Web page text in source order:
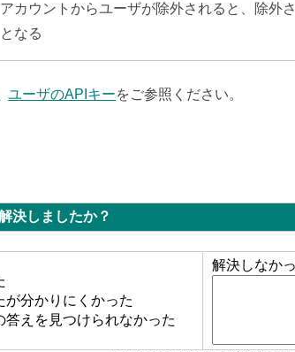
アカウントからユーザが除外されると、除外
となる
、ユーザのAPIキーをご参照ください。